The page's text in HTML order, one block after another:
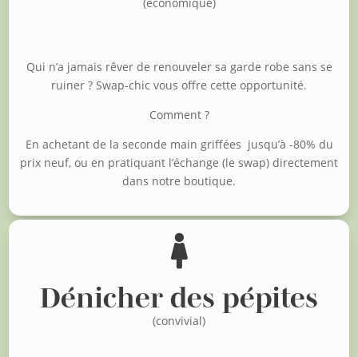
Qui n’a jamais rêver de renouveler sa garde robe sans se
ruiner ? Swap-chic vous offre cette opportunité.
Comment ?
En achetant de la seconde main griffées jusqu’à -80% du
prix neuf, ou en pratiquant l’échange (le swap) directement
dans notre boutique.

Dénicher des pépites
(convivial)